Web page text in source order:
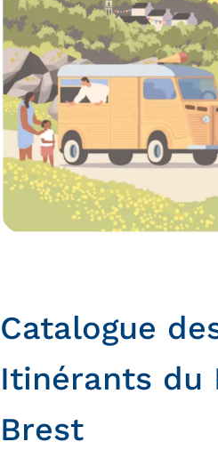
Catalogue
Itinérants du
Brest